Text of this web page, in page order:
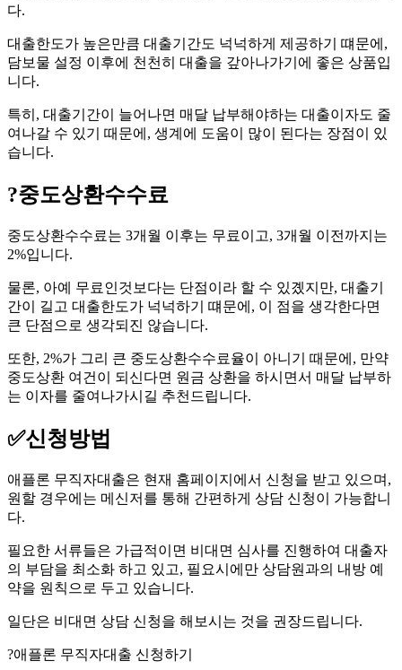
다.
대출한도가 높은만큼 대출기간도 넉넉하게 제공하기 떄문에,
담보물 설정 이후에 천천히 대출을 갚아나가기에 좋은 상품입
니다.
특히, 대출기간이 늘어나면 매달 납부해야하는 대출이자도 줄
여나갈 수 있기 때문에, 생계에 도움이 많이 된다는 장점이 있
습니다.
?중도상환수수료
중도상환수수료는 3개월 이후는 무료이고, 3개월 이전까지는
2%입니다.
물론, 아예 무료인것보다는 단점이라 할 수 있곘지만, 대출기
간이 길고 대출한도가 넉넉하기 떄문에, 이 점을 생각한다면
큰 단점으로 생각되진 않습니다.
또한, 2%가 그리 큰 중도상환수수료율이 아니기 때문에, 만약
중도상환 여건이 되신다면 원금 상환을 하시면서 매달 납부하
는 이자를 줄여나가시길 추천드립니다.
✅신청방법
애플론 무직자대출은 현재 홈페이지에서 신청을 받고 있으며,
원할 경우에는 메신저를 통해 간편하게 상담 신청이 가능합니
다.
필요한 서류들은 가급적이면 비대면 심사를 진행하여 대출자
의 부담을 최소화 하고 있고, 필요시에만 상담원과의 내방 예
약을 원칙으로 두고 있습니다.
일단은 비대면 상담 신청을 해보시는 것을 권장드립니다.
?애플론 무직자대출 신청하기